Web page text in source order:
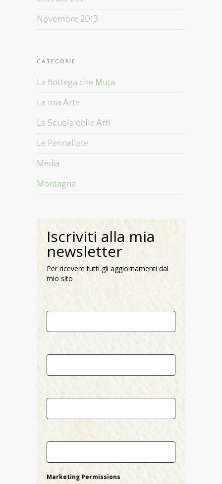
Novembre 2013
CATEGORIE
La Bottega che Muta
La mia Arte
La Scuola delle Arti
Le Pennellate
Media
Montagna
Iscriviti alla mia
newsletter
Per ricevere tutti gli aggiornamenti dal
mio sito
Marketing Permissions